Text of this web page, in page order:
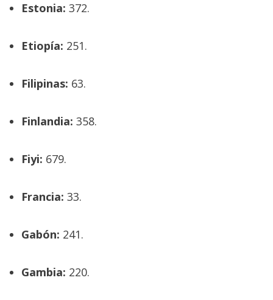
Estonia: 372.
Etiopía: 251.
Filipinas: 63.
Finlandia: 358.
Fiyi: 679.
Francia: 33.
Gabón: 241.
Gambia: 220.